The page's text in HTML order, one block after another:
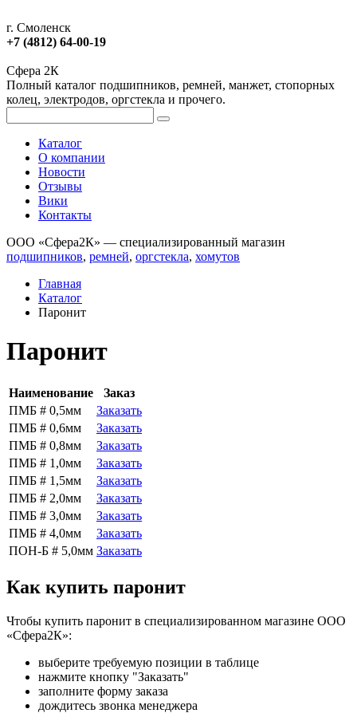
г. Смоленск
+7 (4812) 64-00-19
Сфера 2К
Полный каталог подшипников, ремней, манжет, стопорных
колец, электродов, оргстекла и прочего.
Каталог
О компании
Новости
Отзывы
Вики
Контакты
ООО «Сфера2К» — специализированный магазин
подшипников, ремней, оргстекла, хомутов
Главная
Каталог
Паронит
Паронит
Наименование
Заказ
ПМБ # 0,5мм
Заказать
ПМБ # 0,6мм
Заказать
ПМБ # 0,8мм
Заказать
ПМБ # 1,0мм
Заказать
ПМБ # 1,5мм
Заказать
ПМБ # 2,0мм
Заказать
ПМБ # 3,0мм
Заказать
ПМБ # 4,0мм
Заказать
ПОН-Б # 5,0мм Заказать
Как купить паронит
Чтобы купить паронит в специализированном магазине ООО
«Сфера2К»:
выберите требуемую позиции в таблице
нажмите кнопку "Заказать"
заполните форму заказа
дождитесь звонка менеджера